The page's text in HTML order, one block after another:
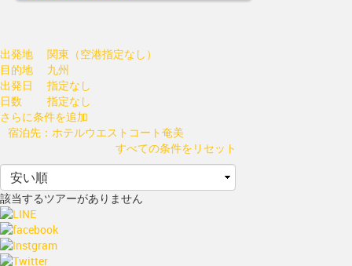
出発地
関東（空港指定なし）
目的地
九州
出発日
指定なし
日数
指定なし
さらに条件を追加
宿泊先：ホテルウエストコート奄美
すべての条件をリセット
該当するツアーがありません